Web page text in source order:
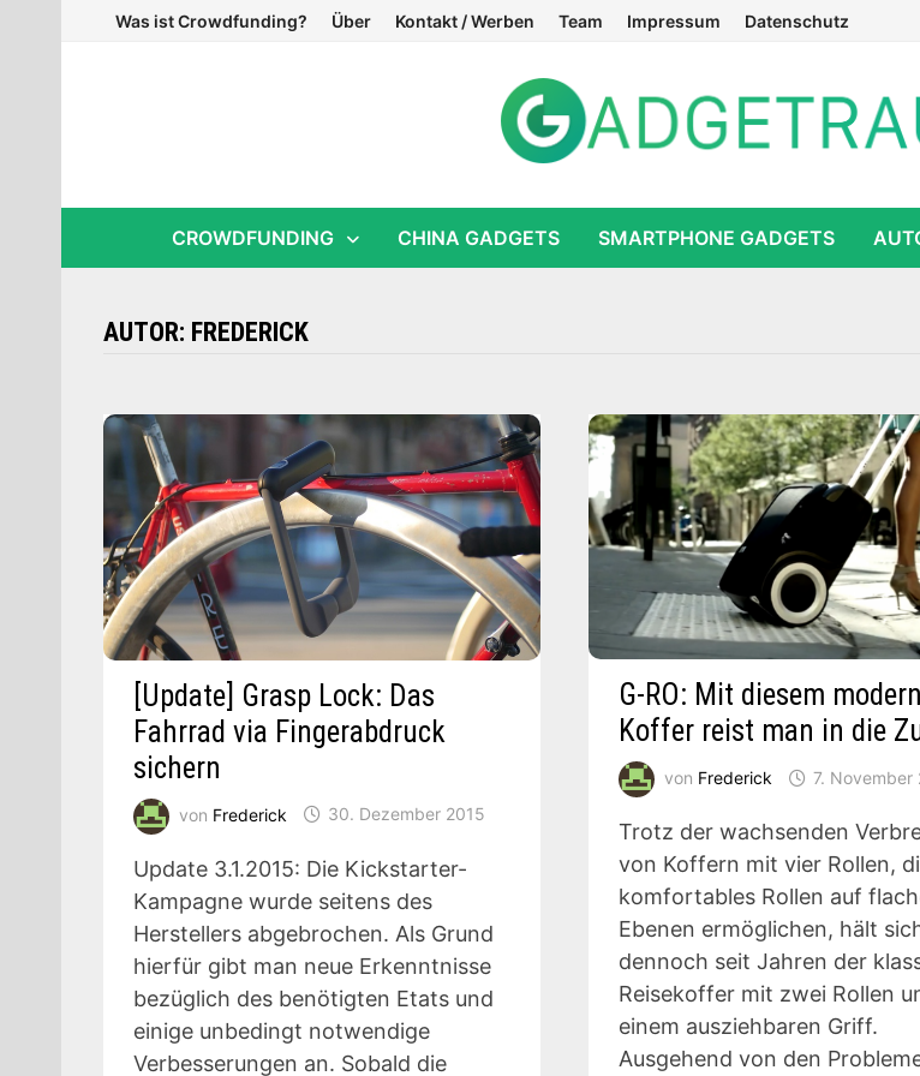
Was ist Crowdfunding? Über Kontakt / Werben Team Impressum Datenschutz
CROWDFUNDING CHINA GADGETS SMARTPHONE GADGETS
AUTOR: FREDERICK
[Update] Grasp Lock: Das
Fahrrad via Fingerabdruck
sichern
von Frederick 30. Dezember 2015
Update 3.1.2015: Die Kickstarter-
Kampagne wurde seitens des
Herstellers abgebrochen. Als Grund
hierfür gibt man neue Erkenntnisse
bezüglich des benötigten Etats und
einige unbedingt notwendige
Verbesserungen an. Sobald die
G-RO: Mit diesem
Koffer reist man in die
von Frederick 7. November
Trotz der wachsenden
von Koffern mit vier Rollen,
komfortables Rollen auf
Ebenen ermöglichen, hält
dennoch seit Jahren der
Reisekoffer mit zwei Rollen
einem ausziehbaren Griff.
Ausgehend von den